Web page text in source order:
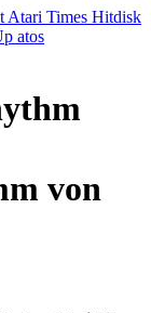
Atari Times Hitdisk
atos
von